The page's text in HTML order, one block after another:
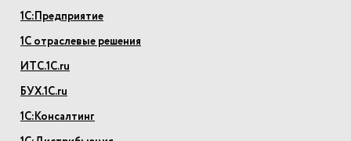
1С:Предприятие
1С отраслевые решения
ИТС.1С.ru
БУХ.1С.ru
1С:Консалтинг